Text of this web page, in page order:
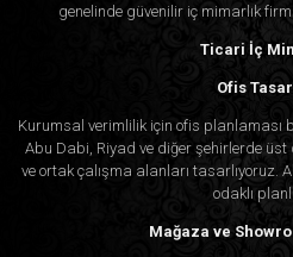
genelinde güvenilir iç mimarlık
Ticari İç
Ofis
Kurumsal verimlilik için ofis planlaması
Abu Dabi, Riyad ve diğer şehirlerde üst
ve ortak çalışma alanları tasarlıyoruz.
odaklı
Mağaza ve